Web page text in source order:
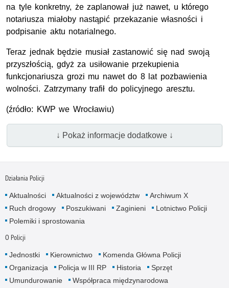
na tyle konkretny, że zaplanował już nawet, u którego
notariusza miałoby nastąpić przekazanie własności i
podpisanie aktu notarialnego.
Teraz jednak będzie musiał zastanowić się nad swoją
przyszłością, gdyż za usiłowanie przekupienia
funkcjonariusza grozi mu nawet do 8 lat pozbawienia
wolności. Zatrzymany trafił do policyjnego aresztu.
(źródło: KWP we Wrocławiu)
↓ Pokaż informacje dodatkowe ↓
Działania Policji
Aktualności Aktualności z województw
Archiwum X
Ruch drogowy
Poszukiwani Zaginieni
Lotnictwo Policji
Polemiki i sprostowania
O Policji
Jednostki Kierownictwo
Komenda Główna Policji
Organizacja
Policja w III RP Historia
Sprzęt
Umundurowanie
Współpraca międzynarodowa